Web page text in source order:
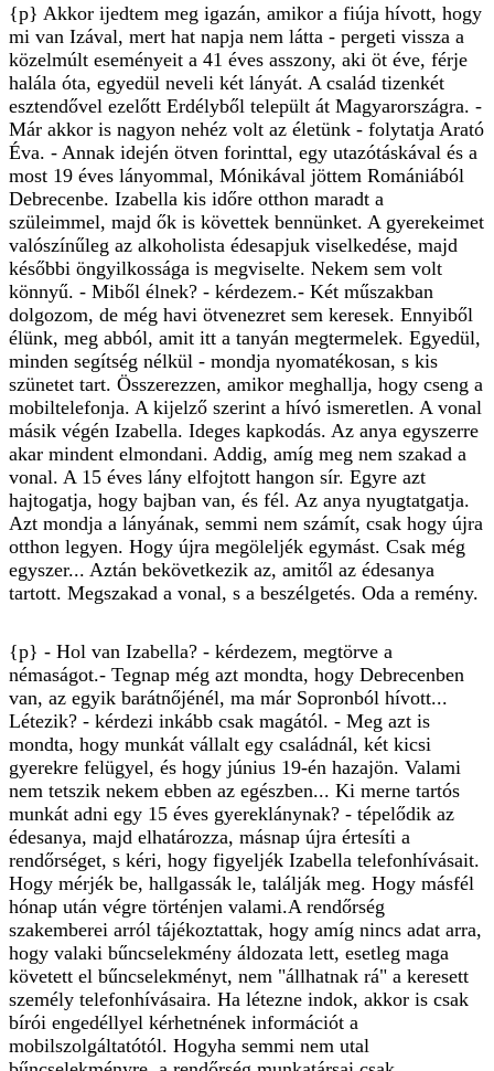
{p} Akkor ijedtem meg igazán, amikor a fiúja hívott, hogy
mi van Izával, mert hat napja nem látta - pergeti vissza a
közelmúlt eseményeit a 41 éves asszony, aki öt éve, férje
halála óta, egyedül neveli két lányát. A család tizenkét
esztendővel ezelőtt Erdélyből települt át Magyarországra. -
Már akkor is nagyon nehéz volt az életünk - folytatja Arató
Éva. - Annak idején ötven forinttal, egy utazótáskával és a
most 19 éves lányommal, Mónikával jöttem Romániából
Debrecenbe. Izabella kis időre otthon maradt a
szüleimmel, majd ők is követtek bennünket. A gyerekeimet
valószínűleg az alkoholista édesapjuk viselkedése, majd
későbbi öngyilkossága is megviselte. Nekem sem volt
könnyű. - Miből élnek? - kérdezem.- Két műszakban
dolgozom, de még havi ötvenezret sem keresek. Ennyiből
élünk, meg abból, amit itt a tanyán megtermelek. Egyedül,
minden segítség nélkül - mondja nyomatékosan, s kis
szünetet tart. Összerezzen, amikor meghallja, hogy cseng a
mobiltelefonja. A kijelző szerint a hívó ismeretlen. A vonal
másik végén Izabella. Ideges kapkodás. Az anya egyszerre
akar mindent elmondani. Addig, amíg meg nem szakad a
vonal. A 15 éves lány elfojtott hangon sír. Egyre azt
hajtogatja, hogy bajban van, és fél. Az anya nyugtatgatja.
Azt mondja a lányának, semmi nem számít, csak hogy újra
otthon legyen. Hogy újra megöleljék egymást. Csak még
egyszer... Aztán bekövetkezik az, amitől az édesanya
tartott. Megszakad a vonal, s a beszélgetés. Oda a remény.
{p} - Hol van Izabella? - kérdezem, megtörve a
némaságot.- Tegnap még azt mondta, hogy Debrecenben
van, az egyik barátnőjénél, ma már Sopronból hívott...
Létezik? - kérdezi inkább csak magától. - Meg azt is
mondta, hogy munkát vállalt egy családnál, két kicsi
gyerekre felügyel, és hogy június 19-én hazajön. Valami
nem tetszik nekem ebben az egészben... Ki merne tartós
munkát adni egy 15 éves gyereklánynak? - tépelődik az
édesanya, majd elhatározza, másnap újra értesíti a
rendőrséget, s kéri, hogy figyeljék Izabella telefonhívásait.
Hogy mérjék be, hallgassák le, találják meg. Hogy másfél
hónap után végre történjen valami.A rendőrség
szakemberei arról tájékoztattak, hogy amíg nincs adat arra,
hogy valaki bűncselekmény áldozata lett, esetleg maga
követett el bűncselekményt, nem "állhatnak rá" a keresett
személy telefonhívásaira. Ha létezne indok, akkor is csak
bírói engedéllyel kérhetnének információt a
mobilszolgáltatótól. Hogyha semmi nem utal